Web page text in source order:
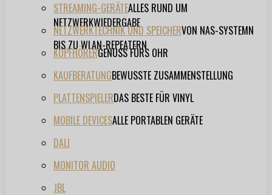
STREAMING-GERÄTEALLES RUND UM
NETZWERKWIEDERGABE
NETZWERKTECHNIK UND SPEICHERVON NAS-SYSTEMN
BIS ZU WLAN-REPEATERN
KOPFHÖRERGENUSS FÜRS OHR
KAUFBERATUNGBEWUSSTE ZUSAMMENSTELLUNG
PLATTENSPIELERDAS BESTE FÜR VINYL
MOBILE DEVICESALLE PORTABLEN GERÄTE
DALI
MONITOR AUDIO
JBL